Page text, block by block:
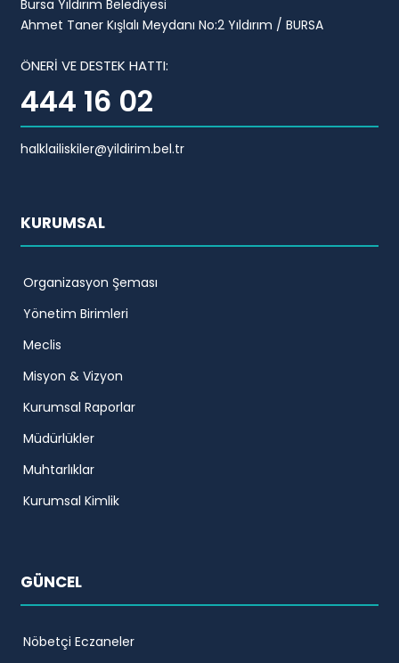
Bursa Yıldırım Belediyesi
Ahmet Taner Kışlalı Meydanı No:2 Yıldırım / BURSA
ÖNERİ VE DESTEK HATTI:
444 16 02
halklailiskiler@yildirim.bel.tr
KURUMSAL
Organizasyon Şeması
Yönetim Birimleri
Meclis
Misyon & Vizyon
Kurumsal Raporlar
Müdürlükler
Muhtarlıklar
Kurumsal Kimlik
GÜNCEL
Nöbetçi Eczaneler